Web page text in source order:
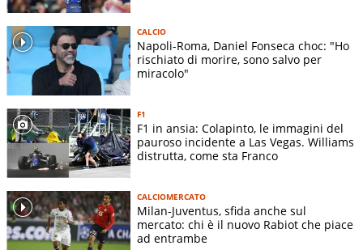
CALCIO
Napoli-Roma, Daniel Fonseca choc: "Ho
rischiato di morire, sono salvo per
miracolo"
F1
F1 in ansia: Colapinto, le immagini del
pauroso incidente a Las Vegas. Williams
distrutta, come sta Franco
CALCIOMERCATO
Milan-Juventus, sfida anche sul
mercato: chi è il nuovo Rabiot che piace
ad entrambe